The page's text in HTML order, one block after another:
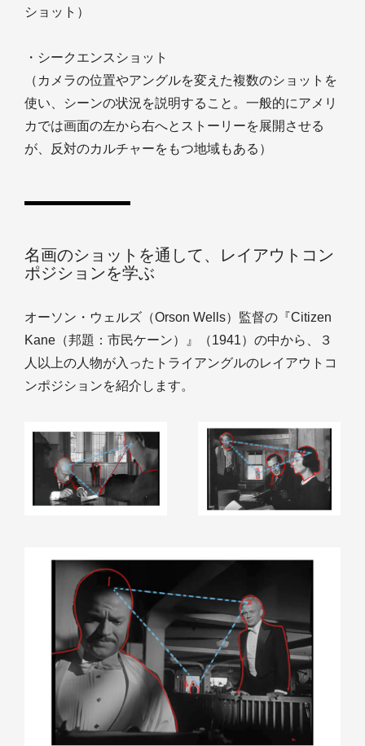
ショット）
・シークエンスショット
（カメラの位置やアングルを変えた複数のショットを
使い、シーンの状況を説明すること。一般的にアメリ
カでは画面の左から右へとストーリーを展開させる
が、反対のカルチャーをもつ地域もある）
名画のショットを通して、レイアウトコン
ポジションを学ぶ
オーソン・ウェルズ（Orson Wells）監督の『Citizen
Kane（邦題：市民ケーン）』（1941）の中から、３
人以上の人物が入ったトライアングルのレイアウトコ
ンポジションを紹介します。